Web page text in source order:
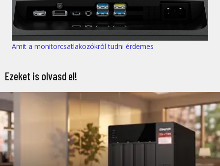
Amit a monitorcsatlakozókról tudni érdemes
Ezeket is olvasd el!